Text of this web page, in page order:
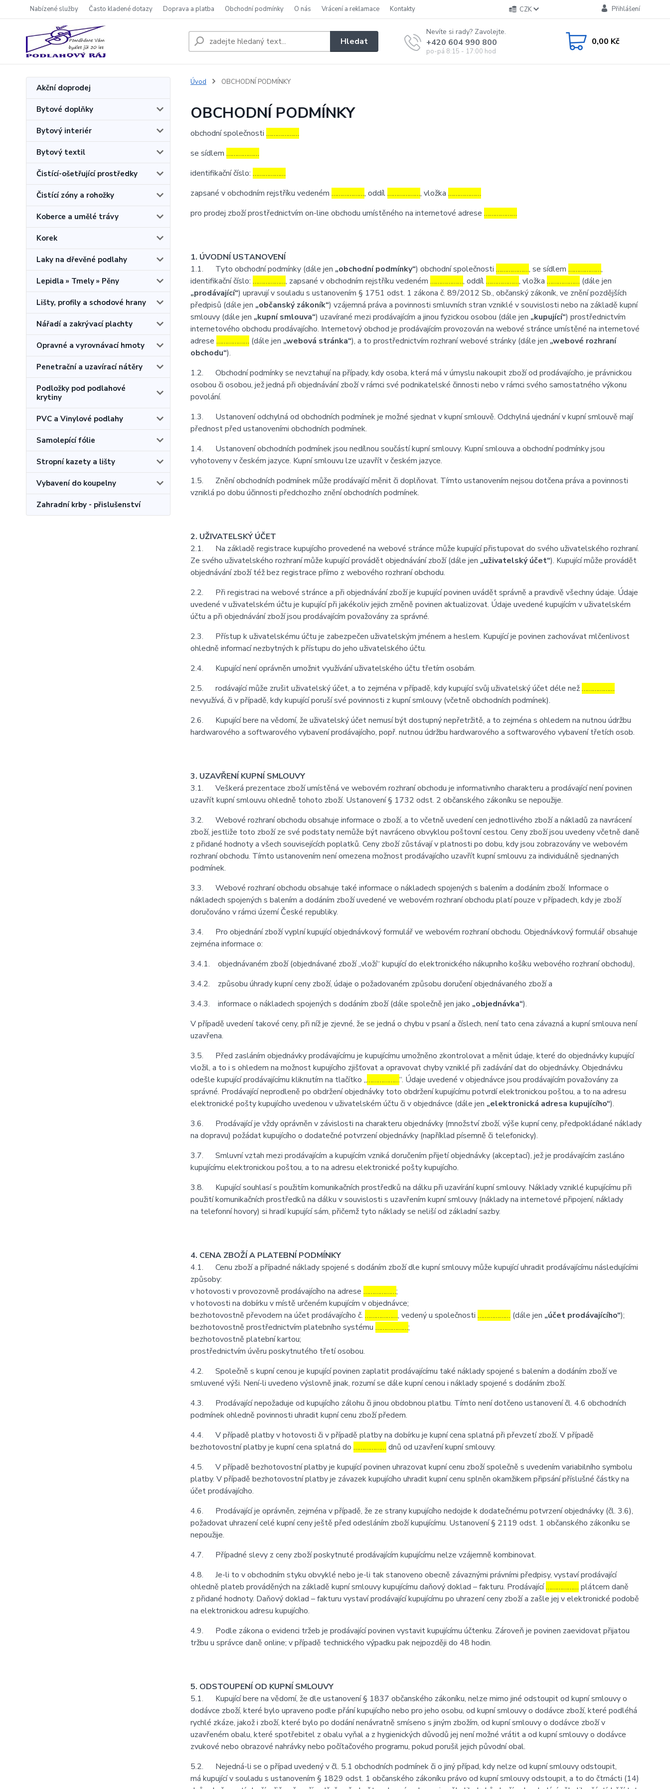
Nabízené služby Často kladené dotazy Doprava a platba Obchodní podmínky O nás Vrácení a reklamace Kontakty CZK Přihlášení
Hledat
Nevíte si rady? Zavolejte.
+420 604 990 800
po-pá 8:15 - 17:00 hod
0,00 Kč
Akční doprodej
Bytové doplňky
Bytový interiér
Bytový textil
Čistící-ošetřující prostředky
Čistící zóny a rohožky
Koberce a umělé trávy
Korek
Laky na dřevěné podlahy
Lepidla » Tmely » Pěny
Lišty, profily a schodové hrany
Nářadí a zakrývací plachty
Opravné a vyrovnávací hmoty
Penetrační a uzavírací nátěry
Podložky pod podlahové
krytiny
PVC a Vinylové podlahy
Samolepící fólie
Stropní kazety a lišty
Vybavení do koupelny
Zahradní krby - přislušenství
Úvod OBCHODNÍ PODMÍNKY
OBCHODNÍ PODMÍNKY
obchodní společnosti ………………
se sídlem ………………
identifikační číslo: ………………
zapsané v obchodním rejstříku vedeném ………………, oddíl………………, vložka ………………
pro prodej zboží prostřednictvím on-line obchodu umístěného na internetové adrese ………………
1. ÚVODNÍ USTANOVENÍ
1.1. Tyto obchodní podmínky (dále jen „obchodní podmínky“) obchodní společnosti ………………, se sídlem ………………,
identifikační číslo: ………………, zapsané v obchodním rejstříku vedeném ………………, oddíl………………, vložka ……………… (dále jen
„prodávající“) upravují v souladu s ustanovením § 1751 odst. 1 zákona č. 89/2012 Sb., občanský zákoník, ve znění pozdějších
předpisů (dále jen „občanský zákoník“) vzájemná práva a povinnosti smluvních stran vzniklé v souvislosti nebo na základě kupní
smlouvy (dále jen „kupní smlouva“) uzavírané mezi prodávajícím a jinou fyzickou osobou (dále jen „kupující“) prostřednictvím
internetového obchodu prodávajícího. Internetový obchod je prodávajícím provozován na webové stránce umístěné na internetové
adrese ……………… (dále jen „webová stránka“), a to prostřednictvím rozhraní webové stránky (dále jen „webové rozhraní
obchodu“).
1.2. Obchodní podmínky se nevztahují na případy, kdy osoba, která má v úmyslu nakoupit zboží od prodávajícího, je právnickou
osobou či osobou, jež jedná při objednávání zboží v rámci své podnikatelské činnosti nebo v rámci svého samostatného výkonu
povolání.
1.3. Ustanovení odchylná od obchodních podmínek je možné sjednat v kupní smlouvě. Odchylná ujednání v kupní smlouvě mají
přednost před ustanoveními obchodních podmínek.
1.4. Ustanovení obchodních podmínek jsou nedílnou součástí kupní smlouvy. Kupní smlouva a obchodní podmínky jsou
vyhotoveny v českém jazyce. Kupní smlouvu lze uzavřít v českém jazyce.
1.5. Znění obchodních podmínek může prodávající měnit či doplňovat. Tímto ustanovením nejsou dotčena práva a povinnosti
vzniklá po dobu účinnosti předchozího znění obchodních podmínek.
2. UŽIVATELSKÝ ÚČET
2.1. Na základě registrace kupujícího provedené na webové stránce může kupující přistupovat do svého uživatelského rozhraní.
Ze svého uživatelského rozhraní může kupující provádět objednávání zboží (dále jen „uživatelský účet“). Kupující může provádět
objednávání zboží též bez registrace přímo z webového rozhraní obchodu.
2.2. Při registraci na webové stránce a při objednávání zboží je kupující povinen uvádět správně a pravdivě všechny údaje. Údaje
uvedené v uživatelském účtu je kupující při jakékoliv jejich změně povinen aktualizovat. Údaje uvedené kupujícím v uživatelském
účtu a při objednávání zboží jsou prodávajícím považovány za správné.
2.3. Přístup k uživatelskému účtu je zabezpečen uživatelským jménem a heslem. Kupující je povinen zachovávat mlčenlivost
ohledně informací nezbytných k přístupu do jeho uživatelského účtu.
2.4. Kupující není oprávněn umožnit využívání uživatelského účtu třetím osobám.
2.5. rodávající může zrušit uživatelský účet, a to zejména v případě, kdy kupující svůj uživatelský účet déle než………………
nevyužívá, či v případě, kdy kupující poruší své povinnosti z kupní smlouvy (včetně obchodních podmínek).
2.6. Kupující bere na vědomí, že uživatelský účet nemusí být dostupný nepřetržitě, a to zejména s ohledem na nutnou údržbu
hardwarového a softwarového vybavení prodávajícího, popř. nutnou údržbu hardwarového a softwarového vybavení třetích osob.
3. UZAVŘENÍ KUPNÍ SMLOUVY
3.1. Veškerá prezentace zboží umístěná ve webovém rozhraní obchodu je informativního charakteru a prodávající není povinen
uzavřít kupní smlouvu ohledně tohoto zboží. Ustanovení § 1732 odst. 2 občanského zákoníku se nepoužije.
3.2. Webové rozhraní obchodu obsahuje informace o zboží, a to včetně uvedení cen jednotlivého zboží a nákladů za navrácení
zboží, jestliže toto zboží ze své podstaty nemůže být navráceno obvyklou poštovní cestou. Ceny zboží jsou uvedeny včetně daně
z přidané hodnoty a všech souvisejících poplatků. Ceny zboží zůstávají v platnosti po dobu, kdy jsou zobrazovány ve webovém
rozhraní obchodu. Tímto ustanovením není omezena možnost prodávajícího uzavřít kupní smlouvu za individuálně sjednaných
podmínek.
3.3. Webové rozhraní obchodu obsahuje také informace o nákladech spojených s balením a dodáním zboží. Informace o
nákladech spojených s balením a dodáním zboží uvedené ve webovém rozhraní obchodu platí pouze v případech, kdy je zboží
doručováno v rámci území České republiky.
3.4. Pro objednání zboží vyplní kupující objednávkový formulář ve webovém rozhraní obchodu. Objednávkový formulář obsahuje
zejména informace o:
3.4.1. objednávaném zboží (objednávané zboží „vloží“ kupující do elektronického nákupního košíku webového rozhraní obchodu),
3.4.2. způsobu úhrady kupní ceny zboží, údaje o požadovaném způsobu doručení objednávaného zboží a
3.4.3. informace o nákladech spojených s dodáním zboží (dále společně jen jako „objednávka“).
V případě uvedení takové ceny, při níž je zjevné, že se jedná o chybu v psaní a číslech, není tato cena závazná a kupní smlouva není
uzavřena.
3.5. Před zasláním objednávky prodávajícímu je kupujícímu umožněno zkontrolovat a měnit údaje, které do objednávky kupující
vložil, a to i s ohledem na možnost kupujícího zjišťovat a opravovat chyby vzniklé při zadávání dat do objednávky. Objednávku
odešle kupující prodávajícímu kliknutím na tlačítko „………………“. Údaje uvedené v objednávce jsou prodávajícím považovány za
správné. Prodávající neprodleně po obdržení objednávky toto obdržení kupujícímu potvrdí elektronickou poštou, a to na adresu
elektronické pošty kupujícího uvedenou v uživatelském účtu či v objednávce (dále jen „elektronická adresa kupujícího“).
3.6. Prodávající je vždy oprávněn v závislosti na charakteru objednávky (množství zboží, výše kupní ceny, předpokládané náklady
na dopravu) požádat kupujícího o dodatečné potvrzení objednávky (například písemně či telefonicky).
3.7. Smluvní vztah mezi prodávajícím a kupujícím vzniká doručením přijetí objednávky (akceptací), jež je prodávajícím zasláno
kupujícímu elektronickou poštou, a to na adresu elektronické pošty kupujícího.
3.8. Kupující souhlasí s použitím komunikačních prostředků na dálku při uzavírání kupní smlouvy. Náklady vzniklé kupujícímu při
použití komunikačních prostředků na dálku v souvislosti s uzavřením kupní smlouvy (náklady na internetové připojení, náklady
na telefonní hovory) si hradí kupující sám, přičemž tyto náklady se neliší od základní sazby.
4. CENA ZBOŽÍ A PLATEBNÍ PODMÍNKY
4.1. Cenu zboží a případné náklady spojené s dodáním zboží dle kupní smlouvy může kupující uhradit prodávajícímu následujícími
způsoby:
v hotovosti v provozovně prodávajícího na adrese ………………;
v hotovosti na dobírku v místě určeném kupujícím v objednávce;
bezhotovostně převodem na účet prodávajícího č. ………………, vedený u společnosti ……………… (dále jen „účet prodávajícího“);
bezhotovostně prostřednictvím platebního systému ………………;
bezhotovostně platební kartou;
prostřednictvím úvěru poskytnutého třetí osobou.
4.2. Společně s kupní cenou je kupující povinen zaplatit prodávajícímu také náklady spojené s balením a dodáním zboží ve
smluvené výši. Není-li uvedeno výslovně jinak, rozumí se dále kupní cenou i náklady spojené s dodáním zboží.
4.3. Prodávající nepožaduje od kupujícího zálohu či jinou obdobnou platbu. Tímto není dotčeno ustanovení čl. 4.6 obchodních
podmínek ohledně povinnosti uhradit kupní cenu zboží předem.
4.4. V případě platby v hotovosti či v případě platby na dobírku je kupní cena splatná při převzetí zboží. V případě
bezhotovostní platby je kupní cena splatná do ……………… dnů od uzavření kupní smlouvy.
4.5. V případě bezhotovostní platby je kupující povinen uhrazovat kupní cenu zboží společně s uvedením variabilního symbolu
platby. V případě bezhotovostní platby je závazek kupujícího uhradit kupní cenu splněn okamžikem připsání příslušné částky na
účet prodávajícího.
4.6. Prodávající je oprávněn, zejména v případě, že ze strany kupujícího nedojde k dodatečnému potvrzení objednávky (čl. 3.6),
požadovat uhrazení celé kupní ceny ještě před odesláním zboží kupujícímu. Ustanovení § 2119 odst. 1 občanského zákoníku se
nepoužije.
4.7. Případné slevy z ceny zboží poskytnuté prodávajícím kupujícímu nelze vzájemně kombinovat.
4.8. Je-li to v obchodním styku obvyklé nebo je-li tak stanoveno obecně závaznými právními předpisy, vystaví prodávající
ohledně plateb prováděných na základě kupní smlouvy kupujícímu daňový doklad – fakturu. Prodávající……………… plátcem daně
z přidané hodnoty. Daňový doklad – fakturu vystaví prodávající kupujícímu po uhrazení ceny zboží a zašle jej v elektronické podobě
na elektronickou adresu kupujícího.
4.9. Podle zákona o evidenci tržeb je prodávající povinen vystavit kupujícímu účtenku. Zároveň je povinen zaevidovat přijatou
tržbu u správce daně online; v případě technického výpadku pak nejpozději do 48 hodin.
5. ODSTOUPENÍ OD KUPNÍ SMLOUVY
5.1. Kupující bere na vědomí, že dle ustanovení § 1837 občanského zákoníku, nelze mimo jiné odstoupit od kupní smlouvy o
dodávce zboží, které bylo upraveno podle přání kupujícího nebo pro jeho osobu, od kupní smlouvy o dodávce zboží, které podléhá
rychlé zkáze, jakož i zboží, které bylo po dodání nenávratně smíseno s jiným zbožím, od kupní smlouvy o dodávce zboží v
uzavřeném obalu, které spotřebitel z obalu vyňal a z hygienických důvodů jej není možné vrátit a od kupní smlouvy o dodávce
zvukové nebo obrazové nahrávky nebo počítačového programu, pokud porušil jejich původní obal.
5.2. Nejedná-li se o případ uvedený v čl. 5.1 obchodních podmínek či o jiný případ, kdy nelze od kupní smlouvy odstoupit,
má kupující v souladu s ustanovením § 1829 odst. 1 občanského zákoníku právo od kupní smlouvy odstoupit, a to do čtrnácti (14)